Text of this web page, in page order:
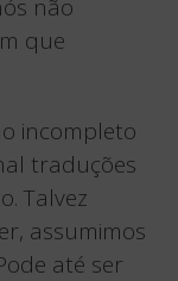
não
que
incompleto
traduções
Talvez
assumimos
até ser